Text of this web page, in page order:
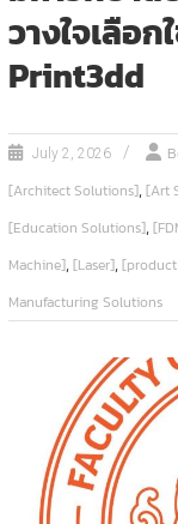
วางใจเลือ
Print3dd
July 2, 2026
[Architect Solutions],[Art
[Education Solutions],
Machine],[Laser],
Manufacturing Solutions